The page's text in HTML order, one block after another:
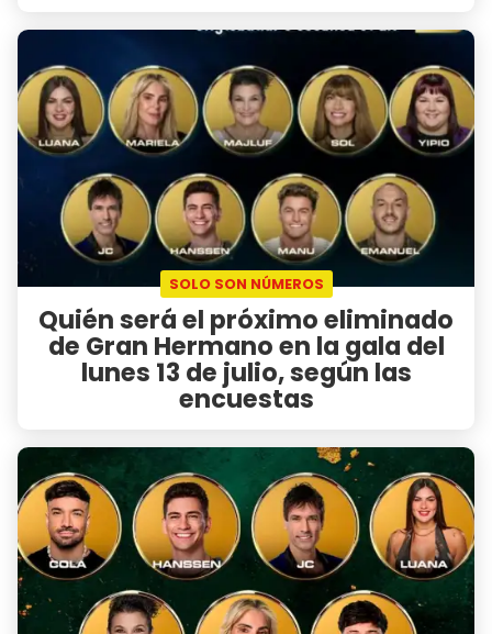
SOLO SON NÚMEROS
Quién será el próximo eliminado
de Gran Hermano en la gala del
lunes 13 de julio, según las
encuestas